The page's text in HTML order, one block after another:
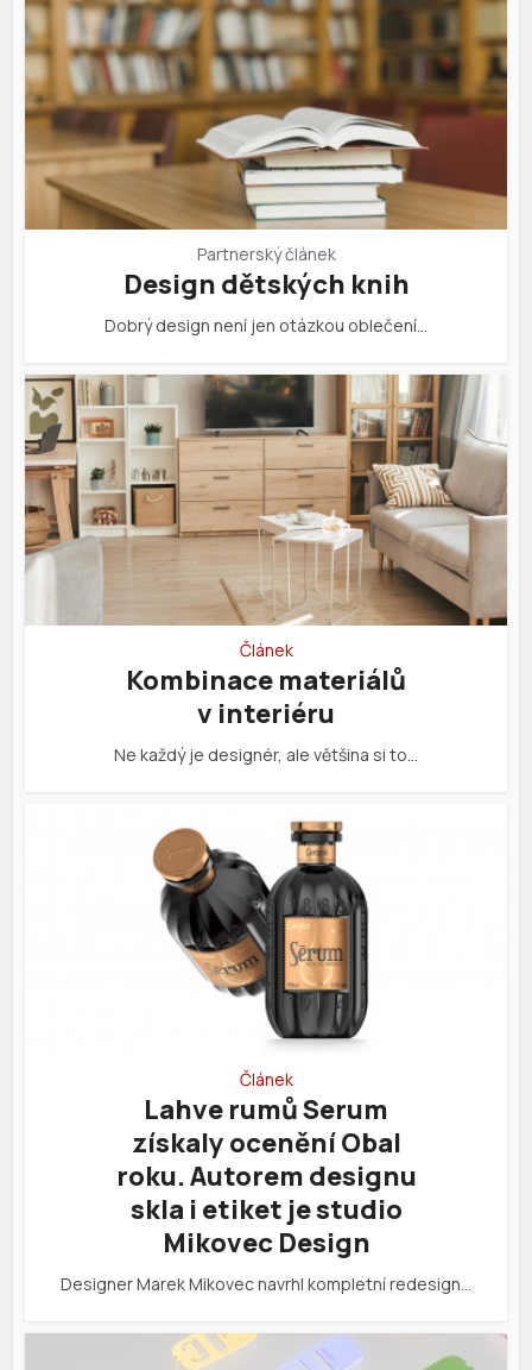
Partnerský článek
Design dětských knih
Dobrý design není jen otázkou oblečení…
Článek
Kombinace materiálů
v interiéru
Ne každý je designér, ale většina si to…
Článek
Lahve rumů Serum
získaly ocenění Obal
roku. Autorem designu
skla i etiket je studio
Mikovec Design
Designer Marek Mikovec navrhl kompletní redesign…